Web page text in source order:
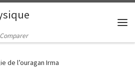
de l’ouragan Irma